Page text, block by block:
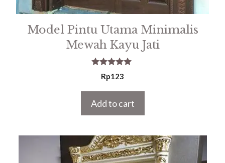
Model Pintu Utama Minimalis
Mewah Kayu Jati
5.00
out of 5
Rp123
Add to cart